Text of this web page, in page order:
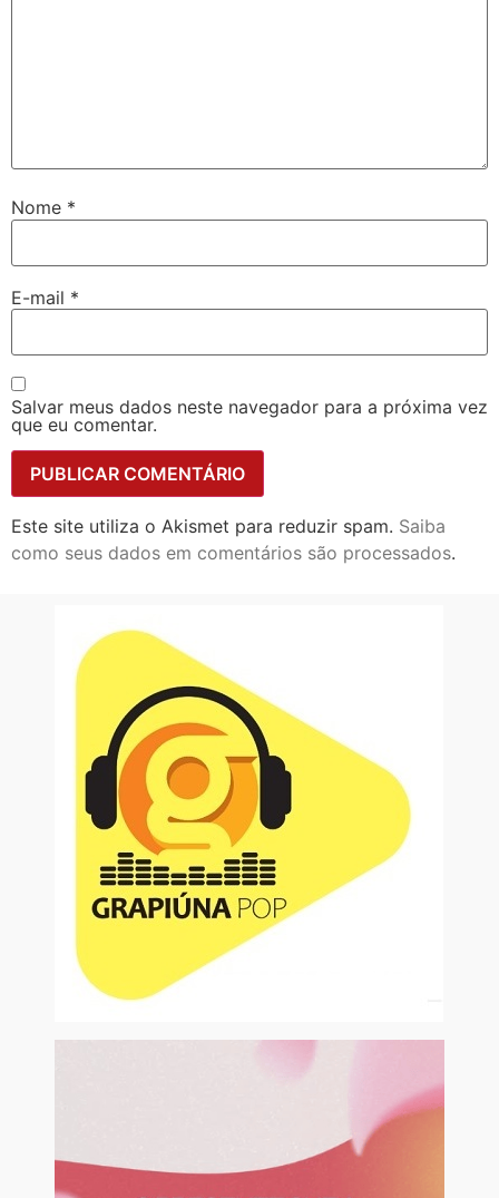
Nome *
E-mail *
Salvar meus dados neste navegador para a próxima vez
que eu comentar.
Este site utiliza o Akismet para reduzir spam. Saiba
como seus dados em comentários são processados.